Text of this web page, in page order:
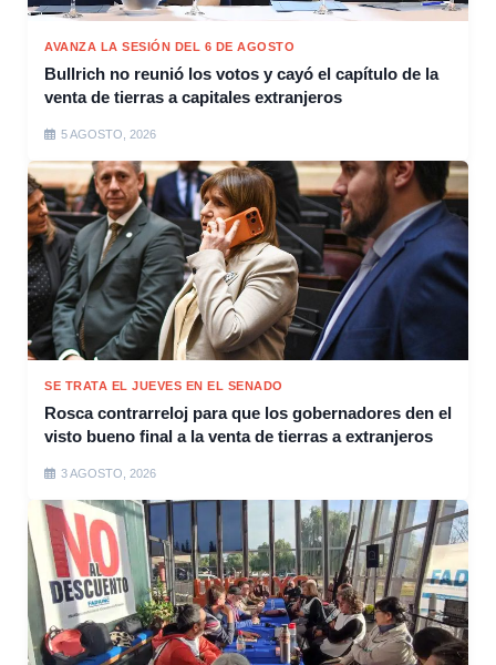
AVANZA LA SESIÓN DEL 6 DE AGOSTO
Bullrich no reunió los votos y cayó el capítulo de la
venta de tierras a capitales extranjeros
5 AGOSTO, 2026
SE TRATA EL JUEVES EN EL SENADO
Rosca contrarreloj para que los gobernadores den el
visto bueno final a la venta de tierras a extranjeros
3 AGOSTO, 2026